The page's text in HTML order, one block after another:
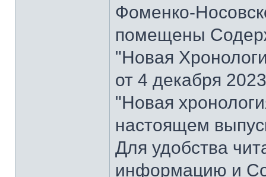
Фоменко-
помещены
"Новая
от 4 декабря
"Новая
настоящем
Для удобства
информацию и